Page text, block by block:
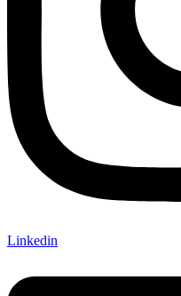
Linkedin